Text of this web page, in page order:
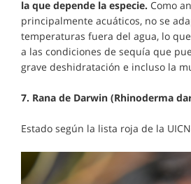
la que depende la especie. Como
principalmente acuáticos, no se
temperaturas fuera del agua, lo
a las condiciones de sequía que
grave deshidratación e incluso la
7. Rana de Darwin (Rhinoderma
Estado según la lista roja de la